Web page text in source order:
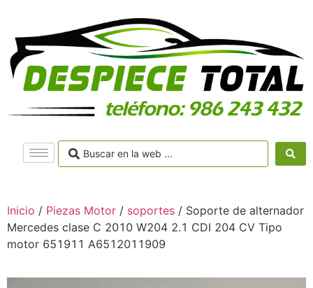
Inicio / Piezas Motor / soportes / Soporte de alternador
Mercedes clase C 2010 W204 2.1 CDI 204 CV Tipo
motor 651911 A6512011909